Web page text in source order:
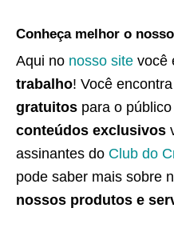
Conheça melhor o
Aqui no nosso site você
trabalho! Você
gratuitos para o
conteúdos exclusivos
assinantes do Club do
pode saber mais sobre
nossos produtos e